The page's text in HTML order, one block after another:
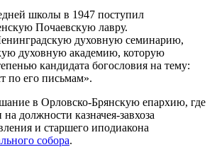
школы в 1947 поступил
Почаевскую лавру.
духовную семинарию,
духовную академию, которую
кандидата богословия на тему:
по его письмам».
в Орловско-Брянскую епархию, где
должности казначея-завхоза
и старшего иподиакона
собора.